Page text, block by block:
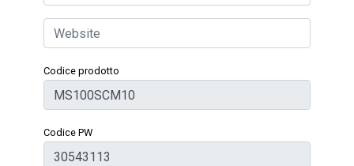
Codice prodotto
Codice PW